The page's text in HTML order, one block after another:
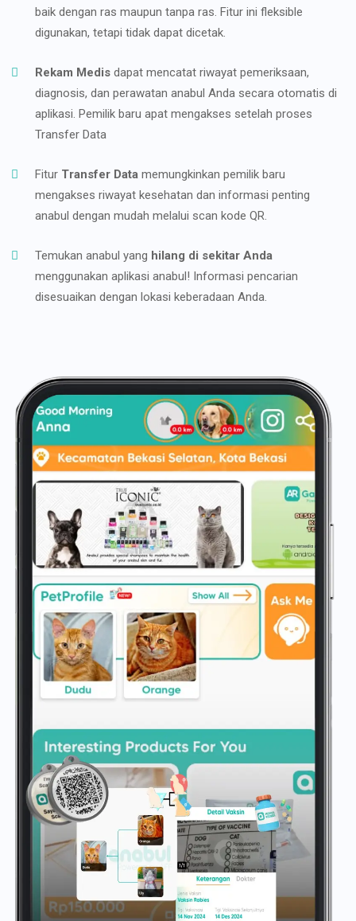
baik dengan ras maupun tanpa ras. Fitur ini fleksible
digunakan, tetapi tidak dapat dicetak.
Rekam Medis dapat mencatat riwayat pemeriksaan,
diagnosis, dan perawatan anabul Anda secara otomatis di
aplikasi. Pemilik baru apat mengakses setelah proses
Transfer Data
Fitur Transfer Data memungkinkan pemilik baru
mengakses riwayat kesehatan dan informasi penting
anabul dengan mudah melalui scan kode QR.
Temukan anabul yang hilang di sekitar Anda
menggunakan aplikasi anabul! Informasi pencarian
disesuaikan dengan lokasi keberadaan Anda.